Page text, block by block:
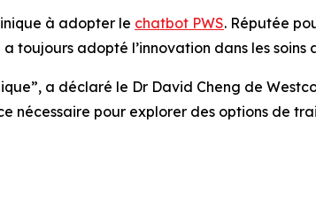
à adopter le chatbot PWS. Réputée
toujours adopté l’innovation dans les soins
a déclaré le Dr David Cheng de
nécessaire pour explorer des options de